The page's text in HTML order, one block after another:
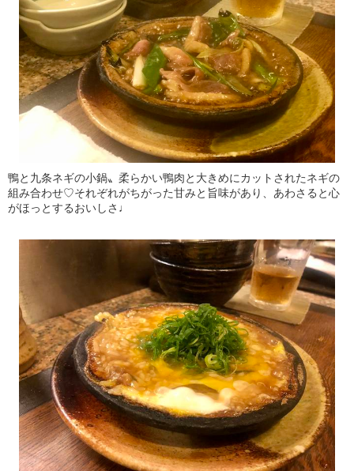
鴨と九条ネギの小鍋〟柔らかい鴨肉と大きめにカットされたネギの
組み合わせ♡それぞれがちがった甘みと旨味があり、あわさると心
がほっとするおいしさ♩